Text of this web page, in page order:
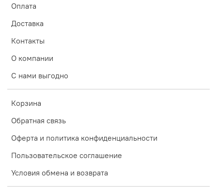
Оплата
Доставка
Контакты
О компании
С нами выгодно
Корзина
Обратная связь
Оферта и политика конфиденциальности
Пользовательское соглашение
Условия обмена и возврата